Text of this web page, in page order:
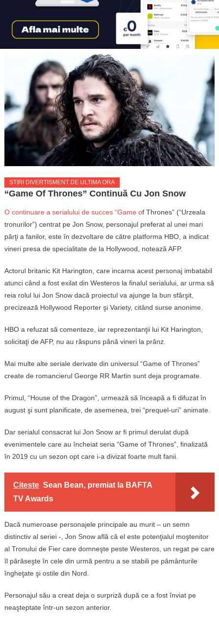
STIRI DIVERTISMENT DE ULTIMA ORA
“Game Of Thrones” Continuă Cu Jon Snow
O continuare a serialului de succes “Game of Thrones” (“Urzeala
tronurilor”) centrat pe Jon Snow, personajul preferat al unei mari
părţi a fanilor, este în dezvoltare de către platforma HBO, a indicat
vineri presa de specialitate de la Hollywood, notează AFP.
Actorul britanic Kit Harington, care incarna acest personaj imbatabil
atunci când a fost exilat din Westeros la finalul serialului, ar urma să
reia rolul lui Jon Snow dacă proiectul va ajunge la bun sfârşit,
precizează Hollywood Reporter şi Variety, citând surse anonime.
HBO a refuzat să comenteze, iar reprezentanţii lui Kit Harington,
solicitaţi de AFP, nu au răspuns până vineri la prânz.
Mai multe alte seriale derivate din universul “Game of Thrones”
create de romancierul George RR Martin sunt deja programate.
Primul, “House of the Dragon”, urmează să înceapă a fi difuzat în
august şi sunt planificate, de asemenea, trei “prequel-uri” animate.
Dar serialul consacrat lui Jon Snow ar fi primul derulat după
evenimentele care au încheiat seria “Game of Thrones”, finalizată
în 2019 cu un sezon opt care i-a divizat foarte mult fanii.
Citeste Sean Bean, premiat la BAFTA
TV Awards
Dacă numeroase personajele principale au murit – un semn
distinctiv al seriei -, Jon Snow află că el este potenţialul moştenitor
al Tronului de Fier care domneşte peste Westeros, un regat pe care
îl părăseşte în cele din urmă pentru a se stabili pe pământurile
îngheţate şi ostile din Nord.
Personajul său a creat deja o surpriză după ce a fost înviat pe
neaşteptate într-un sezon anterior.